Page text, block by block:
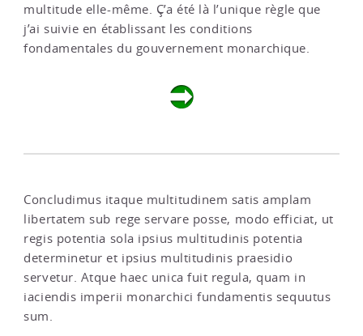
multitude elle-même. Ç’a été là l’unique règle que
j’ai suivie en établissant les conditions
fondamentales du gouvernement monarchique.
Concludimus itaque multitudinem satis amplam
libertatem sub rege servare posse, modo efficiat, ut
regis potentia sola ipsius multitudinis potentia
determinetur et ipsius multitudinis praesidio
servetur. Atque haec unica fuit regula, quam in
iaciendis imperii monarchici fundamentis sequutus
sum.